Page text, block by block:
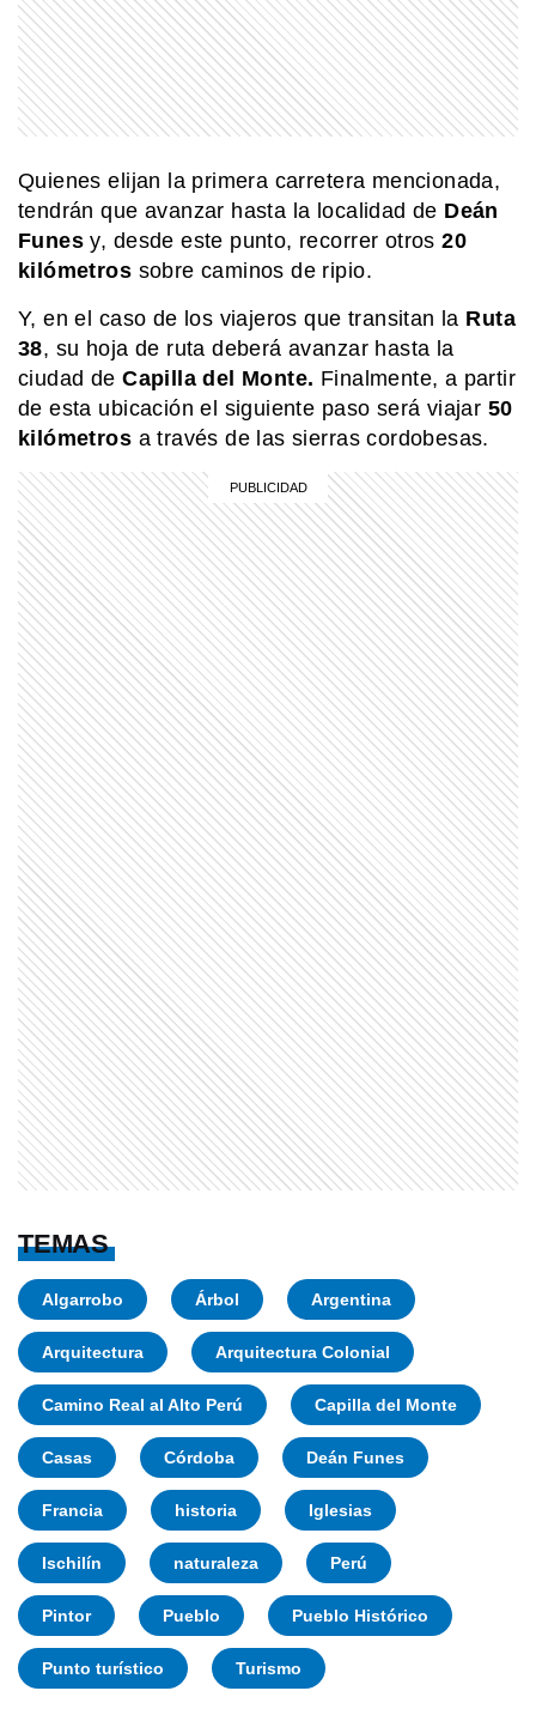
Quienes elijan la primera carretera mencionada,
tendrán que avanzar hasta la localidad de Deán
Funes y, desde este punto, recorrer otros20
kilómetros sobre caminos de ripio.
Y, en el caso de los viajeros que transitan la Ruta
38, su hoja de ruta deberá avanzar hasta la
ciudad deCapilla del Monte. Finalmente, a partir
de esta ubicación el siguiente paso será viajar 50
kilómetros a través de las sierras cordobesas.
TEMAS
Algarrobo Árbol Argentina
Arquitectura Arquitectura Colonial
Camino Real al Alto Perú Capilla del Monte
Casas Córdoba Deán Funes
Francia historia Iglesias
Ischilín naturaleza Perú
Pintor Pueblo Pueblo Histórico
Punto turístico Turismo